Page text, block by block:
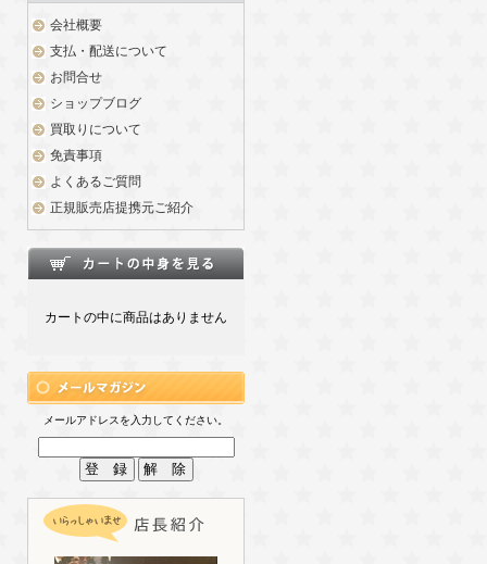
会社概要
支払・配送について
お問合せ
ショップブログ
買取りについて
免責事項
よくあるご質問
正規販売店提携元ご紹介
カートの中に商品はありません
メールアドレスを入力してください。